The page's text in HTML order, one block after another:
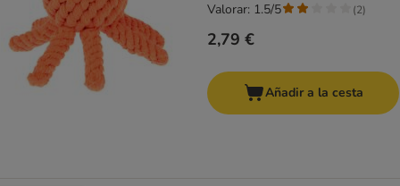
2,79 €
Valorar: 1.5/5 (2)
Añadir a la cesta